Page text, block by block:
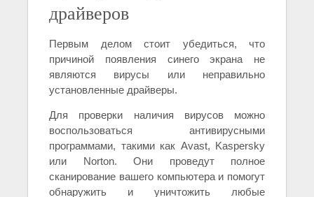
драйверов
Первым делом стоит убедиться, что
причиной появления синего экрана не
являются вирусы или неправильно
установленные драйверы.
Для проверки наличия вирусов можно
воспользоваться антивирусными
программами, такими как Avast, Kaspersky
или Norton. Они проведут полное
сканирование вашего компьютера и помогут
обнаружить и уничтожить любые